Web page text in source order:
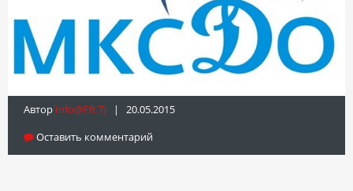
Автор Info@fft.tj | 20.05.2015
Оставить комментарий